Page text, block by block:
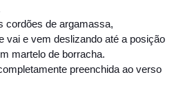
cordões de argamassa,
vai e vem deslizando até a posição
martelo de borracha.
preenchida ao verso